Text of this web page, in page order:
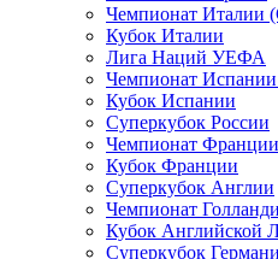
Чемпионат Италии
Кубок Италии
Лига Наций УЕФА
Чемпионат
Кубок Испании
Суперкубок России
Чемпионат
Кубок Франции
Суперкубок Англии
Чемпионат
Кубок Английской
Суперкубок